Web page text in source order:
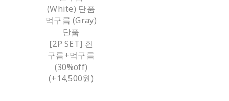
(White) 단품
먹구름 (Gray)
단품
[2P SET] 흰
구름+먹구름
(30%off)
(+14,500원)